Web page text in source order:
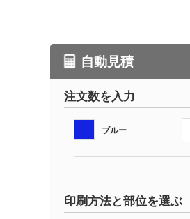
自動見積
注文数を入力
ブルー
印刷方法と部位を選ぶ